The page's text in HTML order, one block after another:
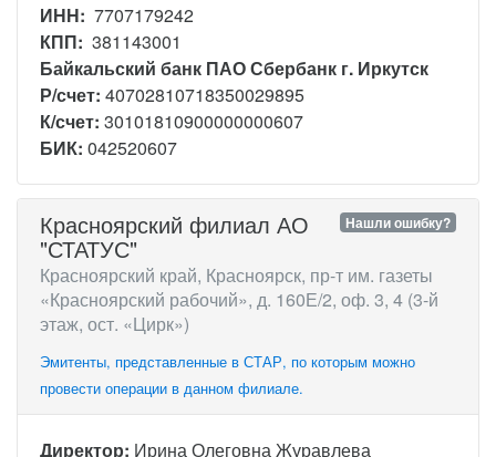
ИНН: 7707179242
КПП: 381143001
Байкальский банк ПАО Сбербанк г. Иркутск
Р/счет: 40702810718350029895
К/счет: 30101810900000000607
БИК: 042520607
Нашли ошибку?
Красноярский филиал АО
"СТАТУС"
Красноярский край, Красноярск, пр-т им. газеты
«Красноярский рабочий», д. 160Е/2, оф. 3, 4 (3-й
этаж, ост. «Цирк»)
Эмитенты, представленные в СТАР, по которым можно
провести операции в данном филиале.
Директор: Ирина Олеговна Журавлева